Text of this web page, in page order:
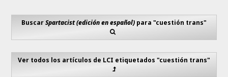
BuscarSpartacist (edición en español) para "cuestión trans"
Ver todos los artículos de LCI etiquetados "cuestión trans"